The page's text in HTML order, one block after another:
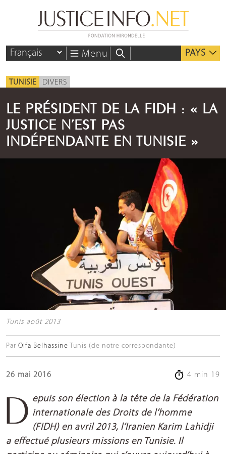
Menu PAYS
TUNISIE DIVERS
LE PRÉSIDENT DE LA FIDH : « LA
JUSTICE N’EST PAS
INDÉPENDANTE EN TUNISIE »
Tunis août 2013
Par Olfa Belhassine Tunis (de notre correspondante)
26 mai 2016 4 min 19
Depuis son élection à la tête de la Fédération internationale des Droits de l’homme
(FIDH) en avril 2013, l’Iranien Karim Lahidji
a effectué plusieurs missions en Tunisie. Il